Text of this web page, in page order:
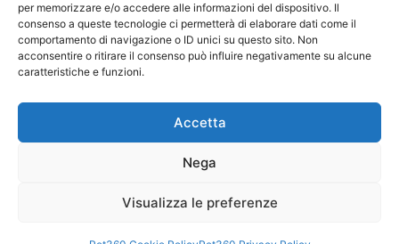
per memorizzare e/o accedere alle informazioni del dispositivo. Il
consenso a queste tecnologie ci permetterà di elaborare dati come il
comportamento di navigazione o ID unici su questo sito. Non
acconsentire o ritirare il consenso può influire negativamente su alcune
caratteristiche e funzioni.
Accetta
Nega
Visualizza le preferenze
Seguici sui social
@pet360_official
pet breeder channel
@pet360_breeders-official
Pet360 Srl – copyright 2026